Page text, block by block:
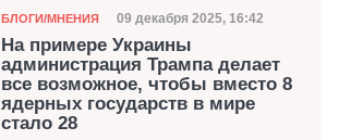
Категория
БЛОГИ/МНЕНИЯ Дата публикации
09 декабря 2025, 16:42
На примере Украины
администрация Трампа делает
все возможное, чтобы вместо 8
ядерных государств в мире
стало 28